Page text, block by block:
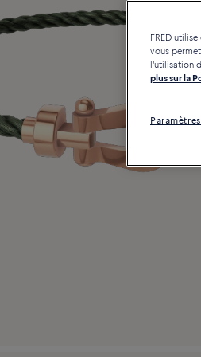
FRED
vous
l'utilisation
plus sur la